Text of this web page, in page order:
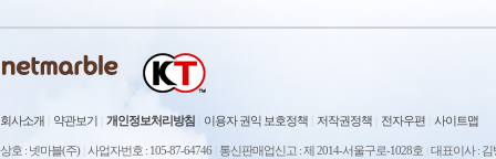
회사소개 약관보기 개인정보처리방침 이용자 권익 보호정책 저작권정책 전자우편 사이트맵
상호 : 넷마블(주) 사업자번호 : 105-87-64746 통신판매업신고 : 제 2014-서울구로-1028호 대표이사 : 김